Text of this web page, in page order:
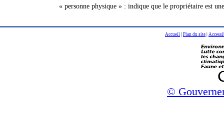
« personne physique » : indique que le propriétaire est
Accueil Plan du site
©